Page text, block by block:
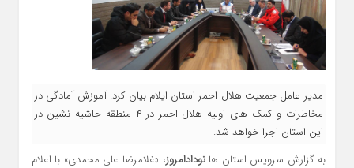
مدیر عامل جمعیت هلال احمر استان ایلام بیان کرد: آموزش آمادگی در
مخاطرات و کمک های اولیه هلال احمر در ۴ منطقه حاشیه نشین در
این استان اجرا خواهد شد.
به گزارش سرویس استان هانودادامروز، «غلامرضا علی محمدی» با اعلام